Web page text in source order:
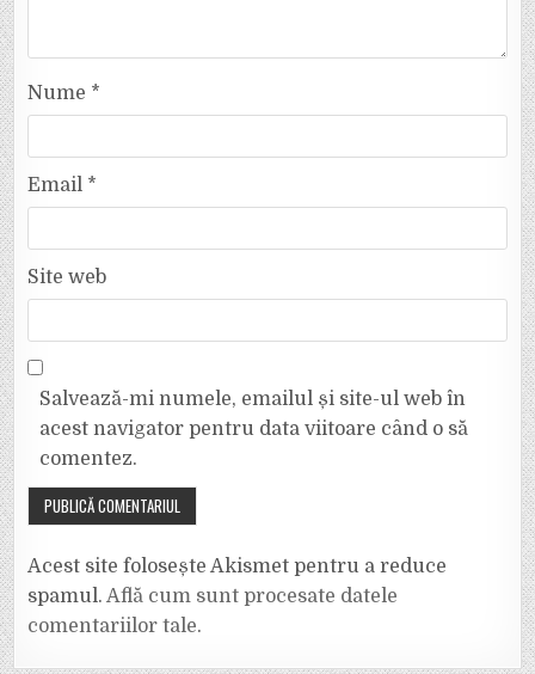
Nume *
Email *
Site web
Salvează-mi numele, emailul și site-ul web în
acest navigator pentru data viitoare când o să
comentez.
Acest site folosește Akismet pentru a reduce
spamul.Află cum sunt procesate datele
comentariilor tale.